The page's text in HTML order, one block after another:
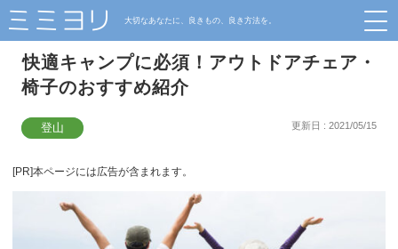
大切なあなたに、良きもの、良き方法を。
快適キャンプに必須！アウトドアチェア・
椅子のおすすめ紹介
登山 更新日 : 2021/05/15
[PR]本ページには広告が含まれます。